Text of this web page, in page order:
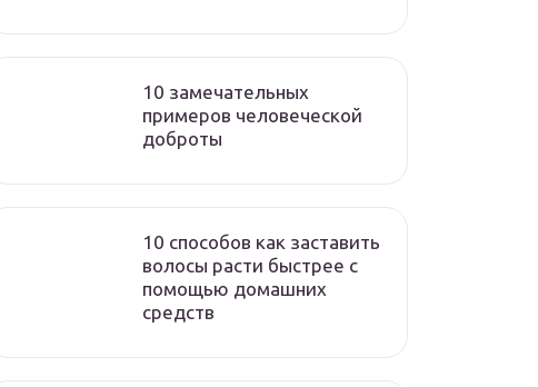
10 замечательных
примеров человеческой
доброты
10 способов как заставить
волосы расти быстрее с
помощью домашних
средств